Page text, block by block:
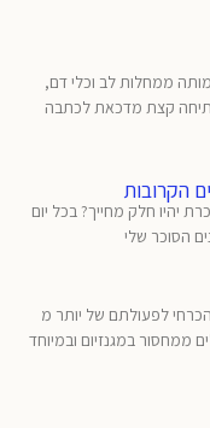
ממחלות לב וכלי דם,
קצת מדכאת לכתבה
יהיו חלק מחייך? בכל יום
שלי
לפעולתם של יותר מ
מהאנשים סובלים ממחסור במגנזיום ובמיוחד